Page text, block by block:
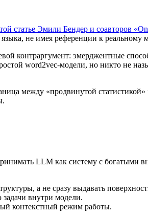
статье Эмили Бендер и соавторов
не имея референции к реальному
контраргумент: эмерджентные
word2vec-модели, но никто не
между «продвинутой
LLM как систему с богатыми
а не сразу выдавать
внутри модели.
контекстный режим работы.